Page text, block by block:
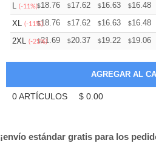
L (-11%)$18.76 $17.62 $16.63 $16.48
XL (-11%)
$18.76 $17.62 $16.63 $16.48
2XL (-21%)
$21.69 $20.37 $19.22 $19.06
0ARTÍCULOS $ 0.00
¡envío estándar gratis para los